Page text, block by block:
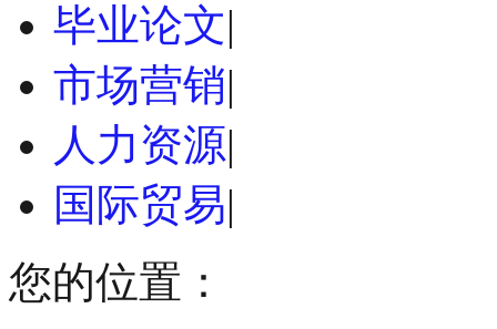
毕业论文|
市场营销|
人力资源|
国际贸易|
您的位置：